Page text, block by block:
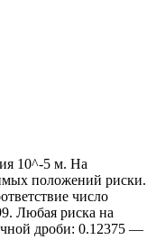
10^-5 м. На
положений риски.
число
Любая риска на
дроби: 0.12375 —